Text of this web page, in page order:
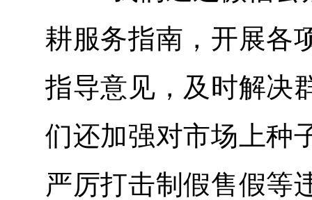
耕服务指南，开展各
指导意见，及时解决
们还加强对市场上种
严厉打击制假售假等